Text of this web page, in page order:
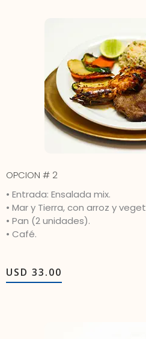
OPCION # 2
• Entrada: Ensalada mix.
• Mar y Tierra, con arroz y
• Pan (2 unidades).
• Café.
USD 33.00